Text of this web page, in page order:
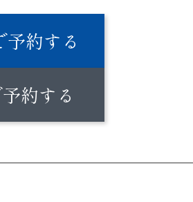
予約する
約する